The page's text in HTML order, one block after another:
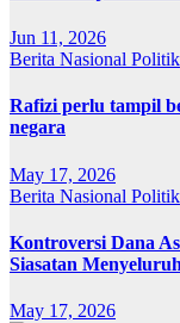
Jun 11, 2026
Berita Nasional Politik
Rafizi perlu tampil
negara
May 17, 2026
Berita Nasional Politik
Kontroversi Dana
Siasatan Menyeluruh
May 17, 2026